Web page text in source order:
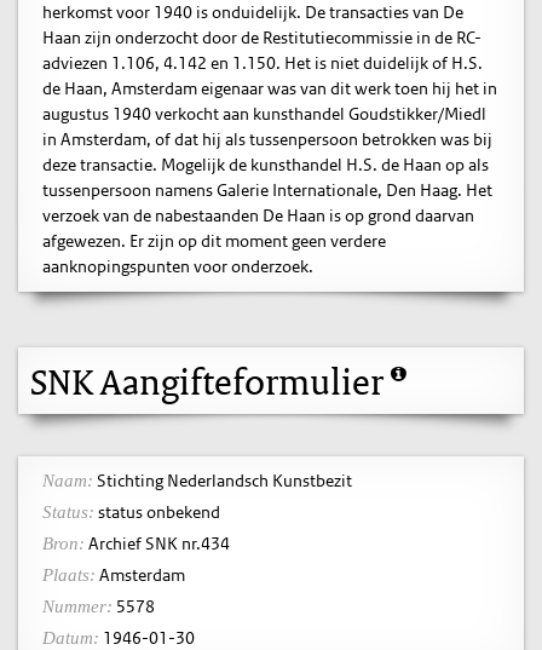
herkomst voor 1940 is onduidelijk. De transacties van De
Haan zijn onderzocht door de Restitutiecommissie in de RC-
adviezen 1.106, 4.142 en 1.150. Het is niet duidelijk of H.S.
de Haan, Amsterdam eigenaar was van dit werk toen hij het in
augustus 1940 verkocht aan kunsthandel Goudstikker/Miedl
in Amsterdam, of dat hij als tussenpersoon betrokken was bij
deze transactie. Mogelijk de kunsthandel H.S. de Haan op als
tussenpersoon namens Galerie Internationale, Den Haag. Het
verzoek van de nabestaanden De Haan is op grond daarvan
afgewezen. Er zijn op dit moment geen verdere
aanknopingspunten voor onderzoek.
SNK Aangifteformulier
Naam: Stichting Nederlandsch Kunstbezit
Status: status onbekend
Bron: Archief SNK nr.434
Plaats: Amsterdam
Nummer: 5578
Datum: 1946-01-30